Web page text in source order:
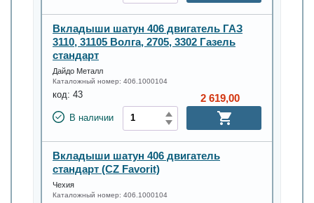
Вкладыши шатун 406 двигатель ГАЗ
3110, 31105 Волга, 2705, 3302 Газель
стандарт
Дайдо Металл
Каталожный номер: 406.1000104
код: 43
В наличии
2 619,00
Вкладыши шатун 406 двигатель
стандарт (CZ Favorit)
Чехия
Каталожный номер: 406.1000104